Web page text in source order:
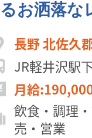
お洒落な
長野 北佐久
JR軽井沢
月給
飲食・調理
売・営業